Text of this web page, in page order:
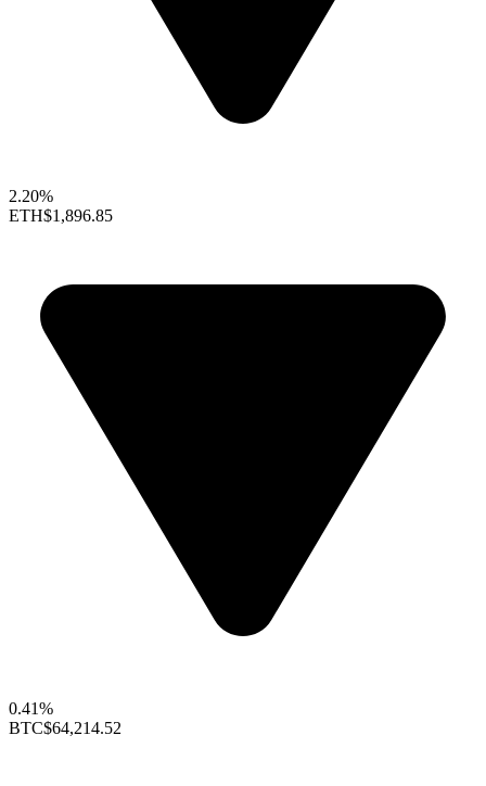
2.20%
ETH$1,896.85
0.41%
BTC$64,214.52